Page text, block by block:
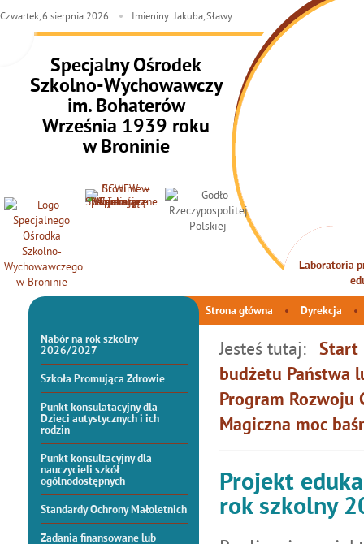
Specjalny Ośrodek
Szkolno-Wychowawczy
im. Bohaterów
Września 1939 roku
w Broninie
Czwartek, 6 sierpnia 2026 Imieniny: Jakuba, Sławy
Laboratoria
Strona główna Dyrekcja
Nabór na rok szkolny
2026/2027
Szkoła Promująca Zdrowie
Punkt konsulatacyjny dla
Dzieci autystycznych i ich
rodzin
Punkt konsultacyjny dla
nauczycieli szkół
ogólnodostępnych
Standardy Ochrony Małoletnich
Zadania finansowane lub
Jesteś tutaj: Start
budżetu Państwa
Program Rozwoju
Magiczna moc
Projekt
rok szkolny